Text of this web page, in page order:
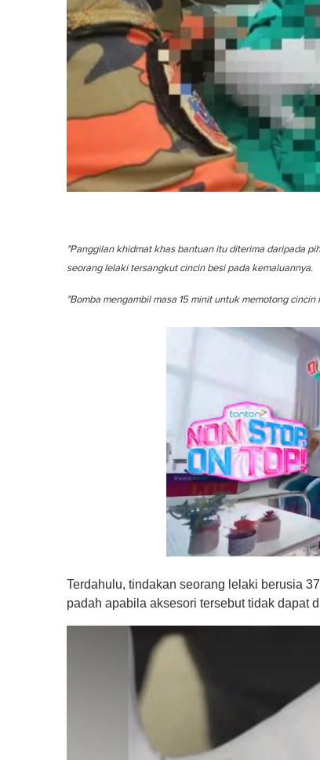
"Panggilan khidmat khas bantuan itu diterima daripada
seorang lelaki tersangkut cincin besi pada kemaluannya.
"Bomba mengambil masa 15 minit untuk memotong
e
c
n
d
Terdahulu, tindakan seorang lelaki berusia
padah apabila aksesori tersebut tidak dapat